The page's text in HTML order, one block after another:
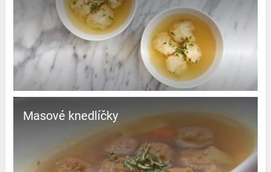
Masové knedlíčky